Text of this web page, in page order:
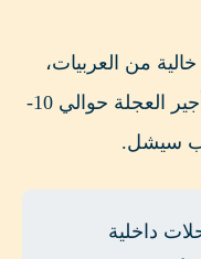
من العربيات،
والمواصلة الأساسية فيها العجل! تأجير العجلة حوالي 10-
داخلية